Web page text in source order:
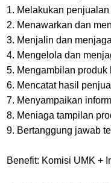
1. Melakukan
2. Menawarkan dan
3. Menjalin dan
4. Mengelola dan
5. Mengambilan produk
6. Mencatat hasil
7. Menyampaikan
8. Meniaga tampilan
9. Bertanggung jawab
Benefit: Komisi UMK +